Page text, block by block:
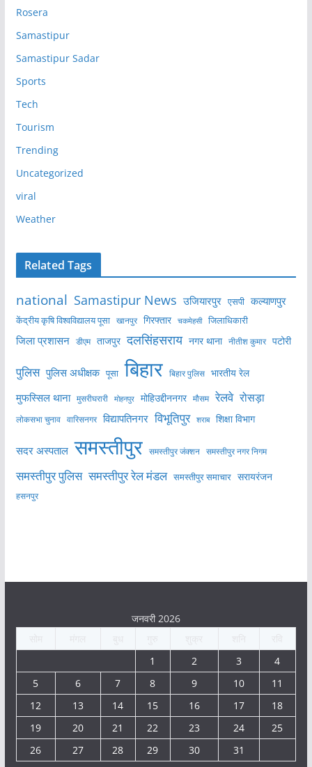
Rosera
Samastipur
Samastipur Sadar
Sports
Tech
Tourism
Trending
Uncategorized
viral
Weather
Related Tags
national Samastipur News उजियारपुर एसपी कल्याणपुर
केंद्रीय कृषि विश्वविद्यालय पूसा खानपुर गिरफ्तार चकमेहसी जिलाधिकारी
जिला प्रशासन डीएम ताजपुर दलसिंहसराय नगर थाना नीतीश कुमार पटोरी
पुलिस पुलिस अधीक्षक पूसा बिहार बिहार पुलिस भारतीय रेल
मुफस्सिल थाना मुसरीघरारी मोहनपुर मोहिउद्दीननगर मौसम रेलवे रोसड़ा
लोकसभा चुनाव वारिसनगर विद्यापतिनगर विभूतिपुर शराब शिक्षा विभाग
सदर अस्पताल समस्तीपुर समस्तीपुर जंक्शन समस्तीपुर नगर निगम
समस्तीपुर पुलिस समस्तीपुर रेल मंडल समस्तीपुर समाचार सरायरंजन
हसनपुर
जनवरी 2026
1
2 3
4
5
6 7 8 9 10
11
12
13 14 15 16 17
18
19
20 21 22 23 24
25
26
27 28 29 30 31